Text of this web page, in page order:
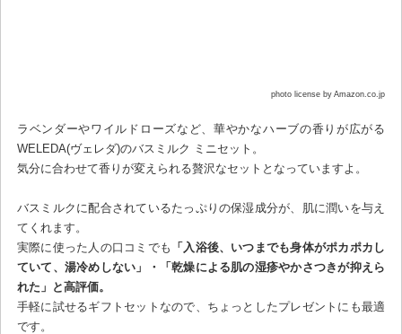
photo license by Amazon.co.jp
ラベンダーやワイルドローズなど、華やかなハーブの香りが広がる
WELEDA(ヴェレダ)のバスミルク ミニセット。
気分に合わせて香りが変えられる贅沢なセットとなっていますよ。
バスミルクに配合されているたっぷりの保湿成分が、肌に潤いを与え
てくれます。
実際に使った人の口コミでも 「入浴後、いつまでも身体がポカポカし
ていて、湯冷めしない」・「乾燥による肌の湿疹やかさつきが抑えら
れた」と高評価。
手軽に試せるギフトセットなので、ちょっとしたプレゼントにも最適
です。